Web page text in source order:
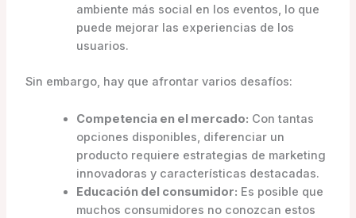
ambiente más social en los eventos, lo que
puede mejorar las experiencias de los
usuarios.
Sin embargo, hay que afrontar varios desafíos:
Competencia en el mercado: Con tantas
opciones disponibles, diferenciar un
producto requiere estrategias de marketing
innovadoras y características destacadas.
Educación del consumidor: Es posible que
muchos consumidores no conozcan estos